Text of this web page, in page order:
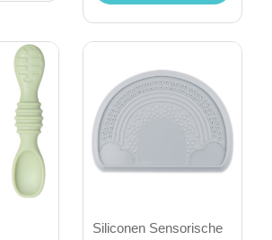
Siliconen Sensorische